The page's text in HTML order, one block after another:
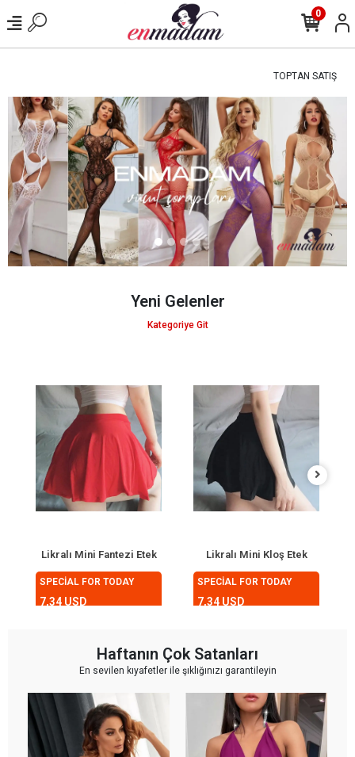
0
TOPTAN SATIŞ
Yeni Gelenler
Kategoriye Git
Likralı Mini Fantezi Etek
SPECİAL FOR TODAY
7,34 USD
Likralı Mini Kloş Etek
SPECİAL FOR TODAY
7,34 USD
Haftanın Çok Satanları
En sevilen kıyafetler ile şıklığınızı garantileyin